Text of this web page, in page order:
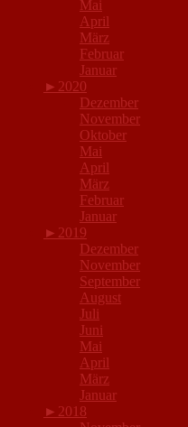
Mai
April
März
Februar
Januar
► 2020
Dezember
November
Oktober
Mai
April
März
Februar
Januar
► 2019
Dezember
November
September
August
Juli
Juni
Mai
April
März
Januar
► 2018